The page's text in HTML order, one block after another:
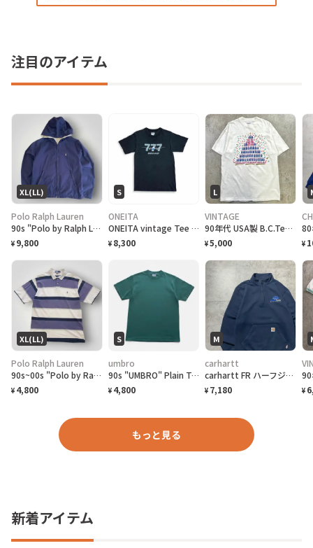
注目のアイテム
XL(LL)
Polo Ralph Lauren
90s "Polo by Ralph Lauren" Reversible Hoodie Jacket ポロ ラルフローレン リバーシブル ジャケット[XL]
¥ 9,800
S
ONEITA
ONEITA vintage Tee シングルステッチ Tシャツ BOEING ボーイング
¥ 8,300
L
VINTAGE
90年代 USA製 B.C.Tee celebrate アートプリントTシャツ メンズL相当 古着 90s VINTAGE ヴィンテージ カナダ BC州 100周年記念 シングルステッチ 白色
¥5,000 ¥
XL(LL)
Polo Ralph Lauren
90s~00s "Polo by Ralph Lauren" S/S Border Polo Shirt ラルフローレン ボーダー ポロシャツ [XL]
¥ 4,800
S
umbro
90s "UMBRO" Plain T-Shirt アンブロ 無地Tシャツ [S]
¥ 4,800
M
carhartt
carhartt FR ハーフジップ 刺繍企業ロゴ ネイビー スウェット
¥ 7,180 ¥
もっと見る
新着アイテム